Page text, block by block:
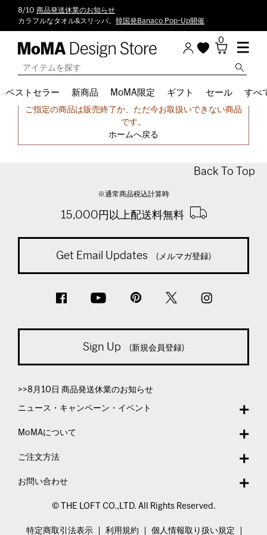
8/10 商品発送休業のお知らせ
カラフルなタオル&スリッパ。 韓国発Banaco Pop-Up開催
0
ベストセラー 新商品 MoMA限定 ギフト セール すべ
申し訳ございません。
ご指定の商品は販売終了か、ただ今お取扱いできない商品
です。
ホームへ戻る
Back To Top
※通常商品税込計算時
15,000円以上配送料無料
Get Email Updates (メルマガ登録)
Sign Up (新規会員登録)
>>8月10日 商品発送休業のお知らせ
ニュース・キャンペーン・イベント
MoMAについて
ご注文方法
お問い合わせ
© THE LOFT CO.,LTD. All Rights Reserved.
特定商取引法表示 利用規約 個人情報取り扱い規定